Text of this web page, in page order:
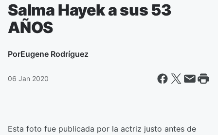
Salma Hayek a sus 53
AÑOS
PorEugene Rodríguez
06 Jan 2020
Esta foto fue publicada por la actriz justo antes de